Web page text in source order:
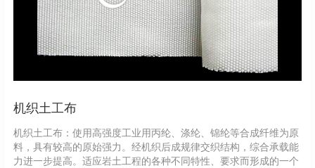
机织土工布
机织土工布：使用高强度工业用丙纶、涤纶、锦纶等合成纤维为原
料，具有较高的原始强力。经机织后成规律交织结构，综合承载能
力进一步提高。适应岩土工程的各种不同特性、要求而形成的一个